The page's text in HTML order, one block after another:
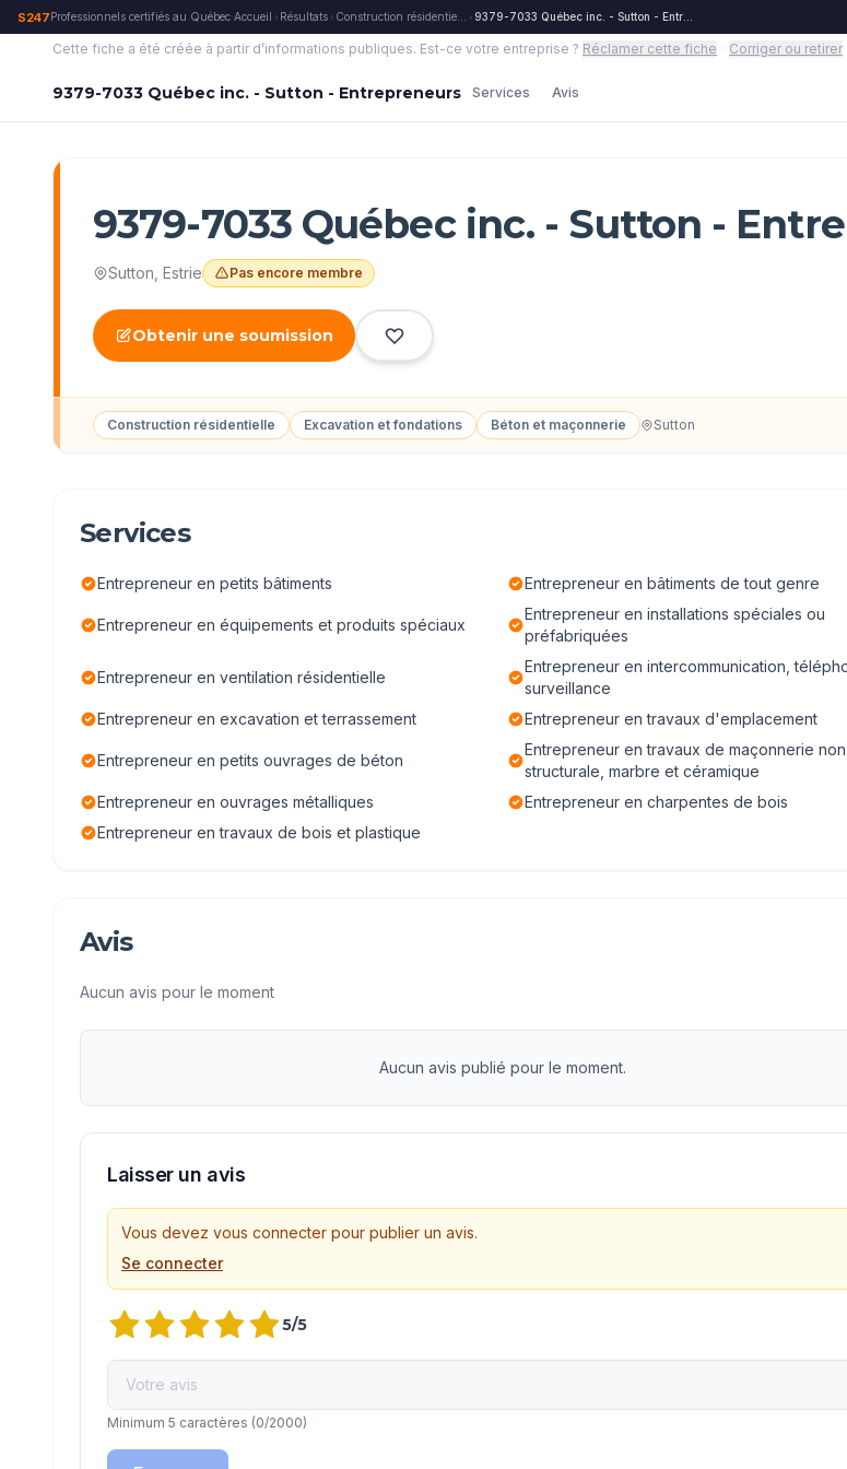
S247Professionnels certifiés au Québec·Accueil › Résultats › Construction résidentielle › 9379-7033 Québec inc. - Sutton - Entrepreneurs
Cette fiche a été créée à partir d’informations publiques. Est-ce votre entreprise ? Réclamer cette fiche · Corriger ou retirer
9379-7033 Québec inc. - Sutton - Entrepreneurs Services Avis
9379-7033 Québec inc. - Sutton -
Sutton Estrie Pas encore membre
Obtenir une soumission
Construction résidentielle Excavation et fondations Béton et maçonnerie Sutton
Services
Entrepreneur en petits bâtiments Entrepreneur en bâtiments de tout genre
Entrepreneur en équipements et produits spéciaux
Entrepreneur en installations spéciales ou
préfabriquées
Entrepreneur en ventilation résidentielle
Entrepreneur en intercommunication,
surveillance
Entrepreneur en excavation et terrassement
Entrepreneur en travaux d'emplacement
Entrepreneur en petits ouvrages de béton
Entrepreneur en travaux de maçonnerie non
structurale, marbre et céramique
Entrepreneur en ouvrages métalliques
Entrepreneur en charpentes de bois
Entrepreneur en travaux de bois et plastique
Avis
Aucun avis pour le moment
Aucun avis publié pour le moment.
Laisser un avis
Vous devez vous connecter pour publier un avis.
Se connecter
5/5
Minimum 5 caractères (0/2000)